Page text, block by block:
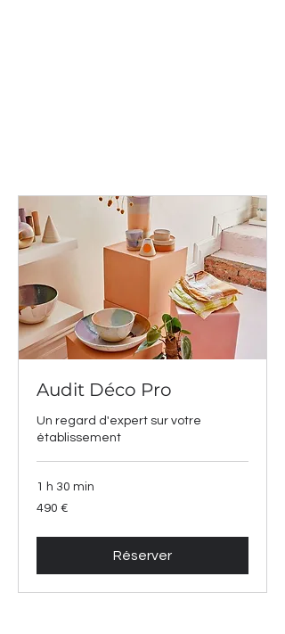
Audit Déco Pro
Un regard d'expert sur votre
établissement
1 h 30 min
490
euros
490 €
Réserver